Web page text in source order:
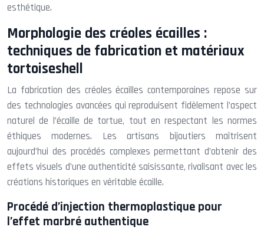
esthétique.
Morphologie des créoles écailles :
techniques de fabrication et matériaux
tortoiseshell
La fabrication des créoles écailles contemporaines repose sur
des technologies avancées qui reproduisent fidèlement l’aspect
naturel de l’écaille de tortue, tout en respectant les normes
éthiques modernes. Les artisans bijoutiers maîtrisent
aujourd’hui des procédés complexes permettant d’obtenir des
effets visuels d’une authenticité saisissante, rivalisant avec les
créations historiques en véritable écaille.
Procédé d’injection thermoplastique pour
l’effet marbré authentique